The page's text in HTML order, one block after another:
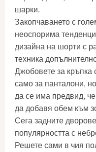
шарки.
Закопчаването с
неоспорима
дизайна на шорти с
техника
Джобовете за кръпка
само за панталони,
да се има предвид,
да добавя обем към
Сега задните
популярността с
Решете сами в чия